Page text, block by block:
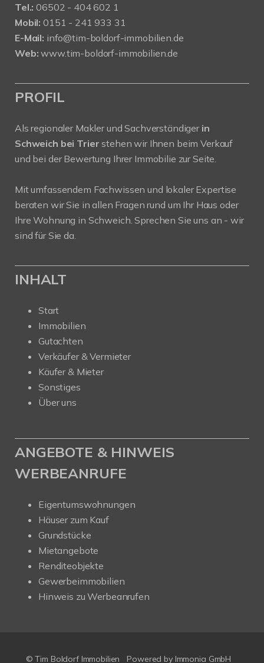
Tel.: 06502 - 404 602 1
Mobil: 0151 - 241 933 31
E-Mail: info@tim-boldorf-immobilien.de
Web:www.tim-boldorf-immobilien.de
PROFIL
Als regionaler Makler und Sachverständigerin
Schweich bei Trierstehen wir Ihnen beim Verkauf
und bei der Bewertung Ihrer Immobilie zur Seite.
Mit umfassendem Fachwissen und lokaler Expertise
beraten wir Sie in allen Fragen rund um Ihr Haus oder
Ihre Wohnung in Schweich. Sprechen Sie uns an - wir
sind für Sie da.
INHALT
Start
Immobilien
Gutachten
Verkäufer & Vermieter
Käufer & Mieter
Sonstiges
Über uns
ANGEBOTE & HINWEIS
WERBEANRUFE
Eigentumswohnungen
Häuser zum Kauf
Grundstücke
Mietangebote
Renditeobjekte
Gewerbeimmobilien
Hinweis zu Werbeanrufen
© Tim Boldorf Immobilien Powered by Immonia GmbH